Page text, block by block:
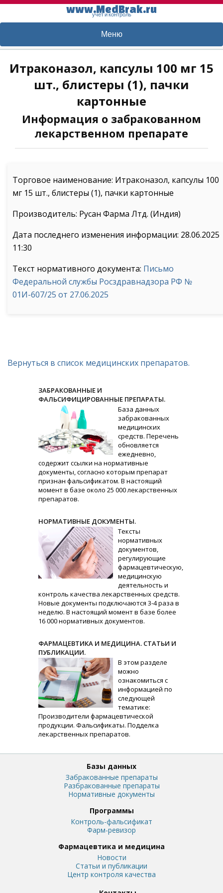
www.MedBrak.ru
учет и контроль
Меню
Итраконазол, капсулы 100 мг 15
шт., блистеры (1), пачки
картонные
Информация о забракованном
лекарственном препарате
Торговое наименование: Итраконазол, капсулы 100
мг 15 шт., блистеры (1), пачки картонные
Производитель: Русан Фарма Лтд. (Индия)
Дата последнего изменения информации: 28.06.2025
11:30
Текст нормативного документа: Письмо
Федеральной службы Росздравнадзора РФ №
01И-607/25 от 27.06.2025
Вернуться в список медицинских препаратов.
ЗАБРАКОВАННЫЕ И
ФАЛЬСИФИЦИРОВАННЫЕ ПРЕПАРАТЫ.
База данных
забракованных
медицинских
средств. Перечень
обновляется
ежедневно,
содержит ссылки на нормативные
документы, согласно которым препарат
признан фальсификатом. В настоящий
момент в базе около 25 000 лекарственных
препаратов.
НОРМАТИВНЫЕ ДОКУМЕНТЫ.
Тексты
нормативных
документов,
регулирующие
фармацевтическую,
медицинскую
деятельность и
контроль качества лекарственных средств.
Новые документы подключаются 3-4 раза в
неделю. В настоящий момент в базе более
16 000 нормативных документов.
ФАРМАЦЕВТИКА И МЕДИЦИНА. СТАТЬИ И
ПУБЛИКАЦИИ.
В этом разделе
можно
ознакомиться с
информацией по
следующей
тематике:
Производители фармацевтической
продукции. Фальсификаты. Подделка
лекарственных препаратов.
Базы данных
Забракованные препараты
Разбракованные препараты
Нормативные документы
Программы
Контроль-фальсификат
Фарм-ревизор
Фармацевтика и медицина
Новости
Статьи и публикации
Центр контроля качества